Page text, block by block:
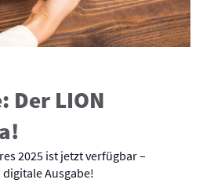
Der LION
2025 ist jetzt verfügbar –
Ausgabe!